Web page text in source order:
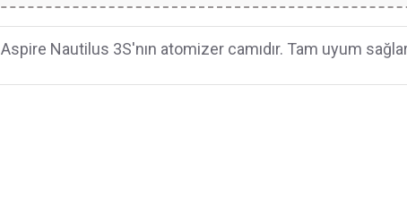
Aspire Nautilus 3S'nın atomizer camıdır. Tam uyum